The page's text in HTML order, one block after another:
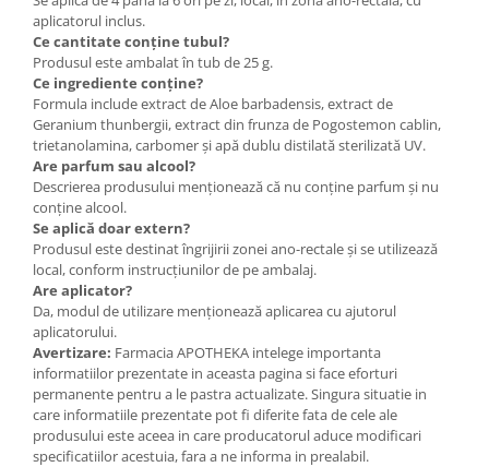
aplicatorul inclus.
Ce cantitate conține tubul?
Produsul este ambalat în tub de 25 g.
Ce ingrediente conține?
Formula include extract de Aloe barbadensis, extract de
Geranium thunbergii, extract din frunza de Pogostemon cablin,
trietanolamina, carbomer și apă dublu distilată sterilizată UV.
Are parfum sau alcool?
Descrierea produsului menționează că nu conține parfum și nu
conține alcool.
Se aplică doar extern?
Produsul este destinat îngrijirii zonei ano-rectale și se utilizează
local, conform instrucțiunilor de pe ambalaj.
Are aplicator?
Da, modul de utilizare menționează aplicarea cu ajutorul
aplicatorului.
Avertizare: Farmacia APOTHEKA intelege importanta
informatiilor prezentate in aceasta pagina si face eforturi
permanente pentru a le pastra actualizate. Singura situatie in
care informatiile prezentate pot fi diferite fata de cele ale
produsului este aceea in care producatorul aduce modificari
specificatiilor acestuia, fara a ne informa in prealabil.